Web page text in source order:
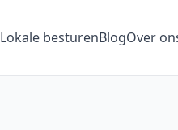
Lokale besturenBlogOver